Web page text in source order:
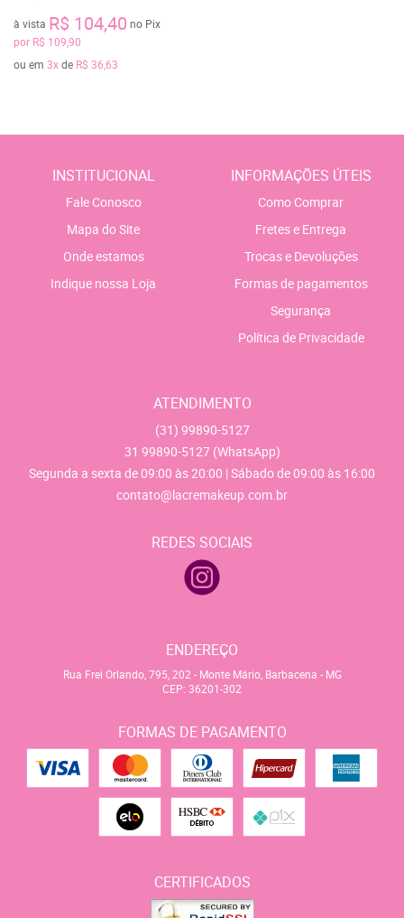
à vista R$ 104,40 no Pix
por R$ 109,90
ou em 3xde R$ 36,63
INSTITUCIONAL
Fale Conosco
Mapa do Site
Onde estamos
Indique nossa Loja
INFORMAÇÕES ÚTEIS
Como Comprar
Fretes e Entrega
Trocas e Devoluções
Formas de pagamentos
Segurança
Política de Privacidade
ATENDIMENTO
(31) 99890-5127
31 99890-5127 (WhatsApp)
Segunda a sexta de 09:00 às 20:00 | Sábado de 09:00 às 16:00
contato@lacremakeup.com.br
REDES SOCIAIS
ENDEREÇO
Rua Frei Orlando, 795, 202 - Monte Mário, Barbacena - MG
CEP: 36201-302
FORMAS DE PAGAMENTO
CERTIFICADOS